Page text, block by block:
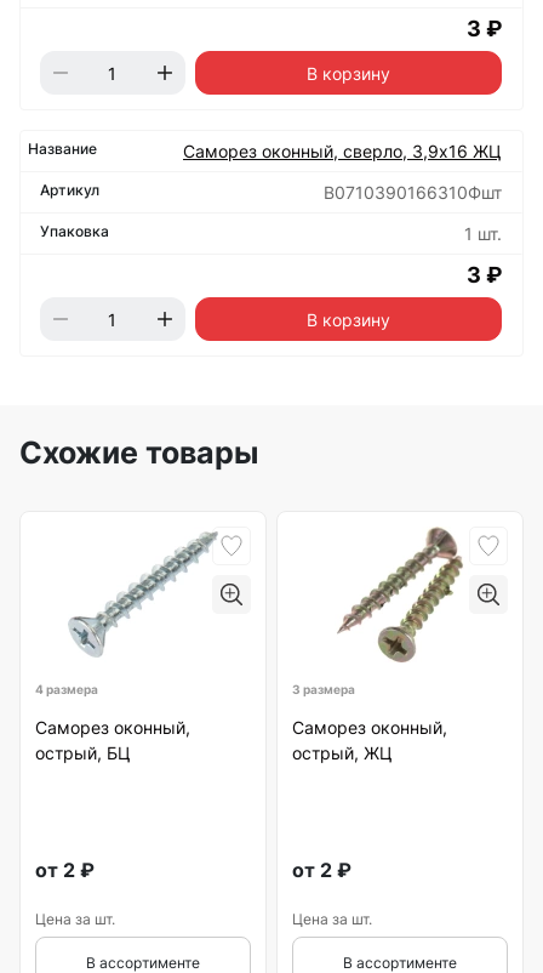
3 ₽
В корзину
Саморез оконный, сверло, 3,9х16 ЖЦ
B0710390166310Фшт
1 шт.
3 ₽
В корзину
Схожие товары
4 размера
Саморез оконный,
острый, БЦ
от 2 ₽
Цена за шт.
В ассортименте
3 размера
Саморез оконный,
острый, ЖЦ
от 2 ₽
Цена за шт.
В ассортименте